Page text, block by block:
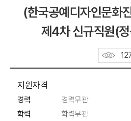
(한국공예디자인문화
제4차 신규직원(
지원자격
경력
경력무관
학력
학력무관